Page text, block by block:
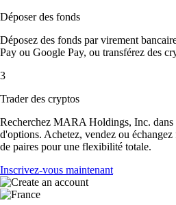
Déposer des fonds
Déposez des fonds par virement
Pay ou Google Pay, ou transférez des
3
Trader des cryptos
Recherchez MARA Holdings, Inc.
d'options. Achetez, vendez ou
de paires pour une flexibilité totale.
Inscrivez-vous maintenant